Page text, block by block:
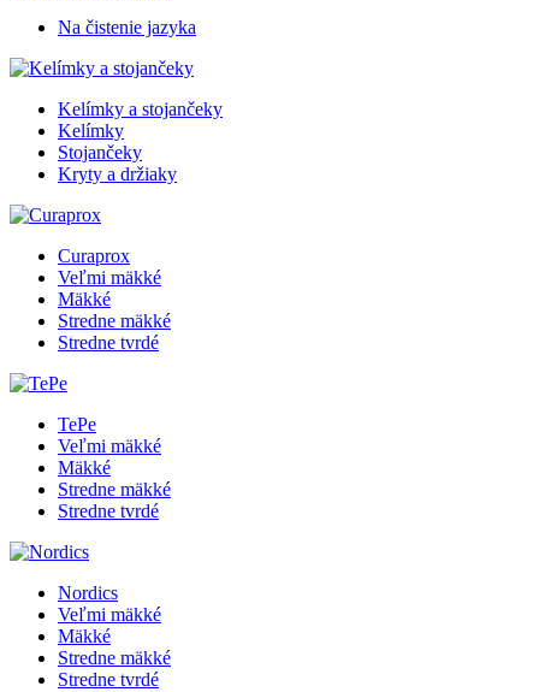
Na čistenie jazyka
Kelímky a stojančeky
Kelímky
Stojančeky
Kryty a držiaky
Curaprox
Veľmi mäkké
Mäkké
Stredne mäkké
Stredne tvrdé
TePe
Veľmi mäkké
Mäkké
Stredne mäkké
Stredne tvrdé
Nordics
Veľmi mäkké
Mäkké
Stredne mäkké
Stredne tvrdé